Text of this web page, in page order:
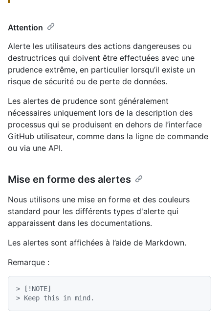
Attention
Alerte les utilisateurs des actions dangereuses ou
destructrices qui doivent être effectuées avec une
prudence extrême, en particulier lorsqu’il existe un
risque de sécurité ou de perte de données.
Les alertes de prudence sont généralement
nécessaires uniquement lors de la description des
processus qui se produisent en dehors de l’interface
GitHub utilisateur, comme dans la ligne de commande
ou via une API.
Mise en forme des alertes
Nous utilisons une mise en forme et des couleurs
standard pour les différents types d'alerte qui
apparaissent dans les documentations.
Les alertes sont affichées à l’aide de Markdown.
Remarque :
> [!NOTE]
> Keep this in mind.